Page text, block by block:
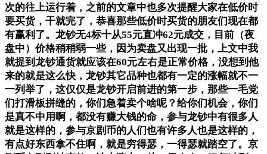
次的往上运行着，之前的文章中也多次提醒大家在低价时
要买货，干就完了，恭喜那些低价时买货的朋友们现在都
有赢利了。龙钞无4标十从55元直冲62元成交，目前（夜
盘中）价格稍稍弱一些，因为卖盘又出现一批，上文中我
就提到龙钞通货就应该在60元左右是正常价格，没想到他
来的就是这么快，龙钞其它品种也都有一定的涨幅就不一
一列举了，这仅仅是龙钞开启前进的第一步，那些一毛党
们打滑板拼缝的，你们急着卖个啥呢？给你们机会，你们
是真不中用啊，都没有赚大钱的命，参与龙钞中有很多人
就是这样的，参与京剧币的人们也有许多人也是这样的，
有点好东西拿不住啊，就是穷得瑟，一得瑟就踏空了。京